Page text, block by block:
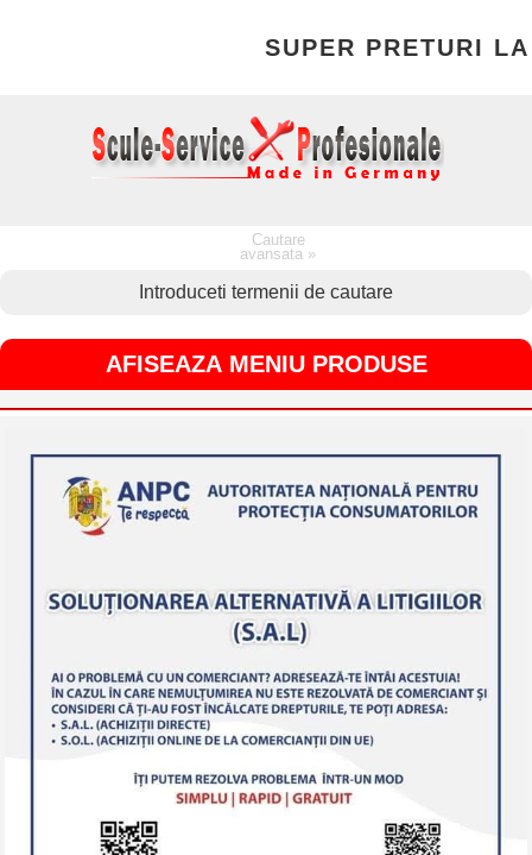
SUPER PRETURI
Cautare
avansata »
AFISEAZA MENIU PRODUSE